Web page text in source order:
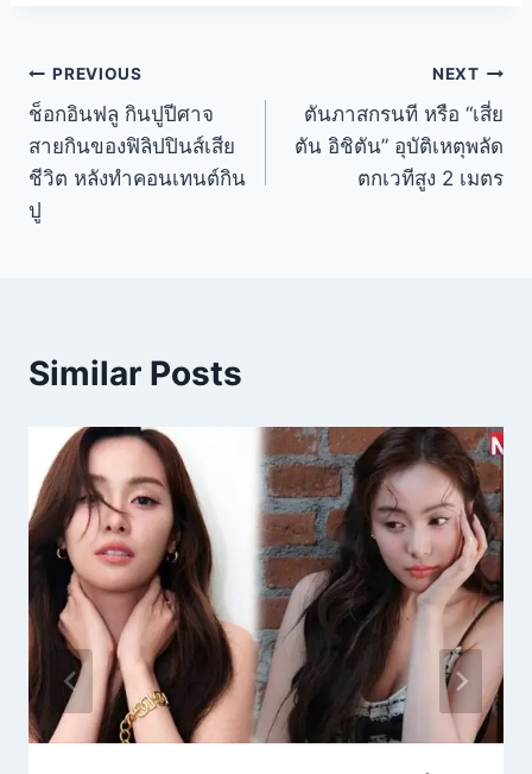
PREVIOUS
ช็อกอินฟลู กินปูปีศาจ
สายกินของฟิลิปปินส์เสีย
ชีวิต หลังทำคอนเทนต์กิน
ปู
NEXT
ตันภาสกรนที หรือ “เสี่ย
ตัน อิชิตัน” อุบัติเหตุพลัด
ตกเวทีสูง 2 เมตร
Similar Posts